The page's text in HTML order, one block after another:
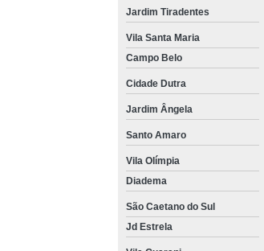
Jardim Tiradentes
Vila Santa Maria
Campo Belo
Cidade Dutra
Jardim Ângela
Santo Amaro
Vila Olímpia
Diadema
São Caetano do Sul
Jd Estrela